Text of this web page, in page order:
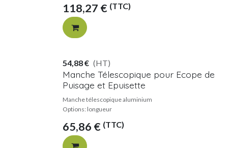
118,27 € (TTC)
Manche Télescopique pour Ecope de
Puisage et Epuisette
Manche télescopique aluminium
Options: longueur
65,86 € (TTC)
54,88€ (HT)